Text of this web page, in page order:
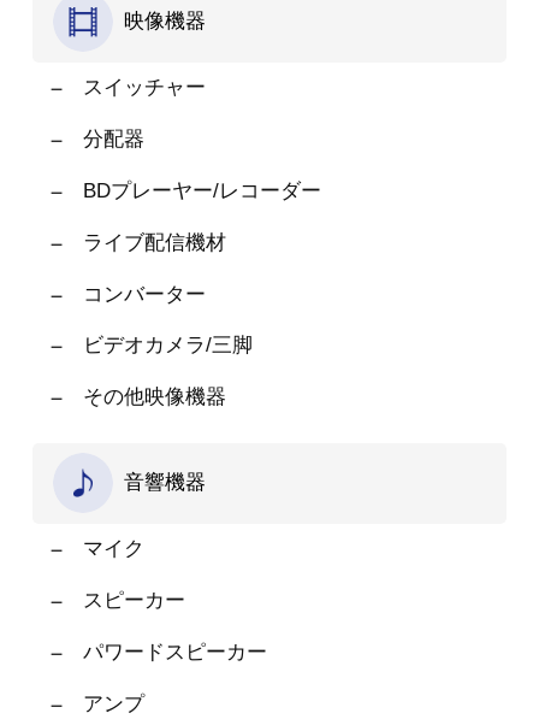
映像機器
スイッチャー
分配器
BDプレーヤー/レコーダー
ライブ配信機材
コンバーター
ビデオカメラ/三脚
その他映像機器
音響機器
マイク
スピーカー
パワードスピーカー
アンプ